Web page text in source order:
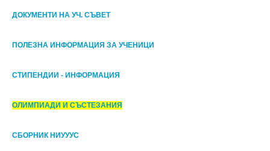
ДОКУМЕНТИ НА УЧ. СЪВЕТ
ПОЛЕЗНА ИНФОРМАЦИЯ ЗА УЧЕНИЦИ
СТИПЕНДИИ - ИНФОРМАЦИЯ
ОЛИМПИАДИ И СЪСТЕЗАНИЯ
СБОРНИК НИУУУС